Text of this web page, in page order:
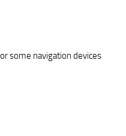
some navigation devices